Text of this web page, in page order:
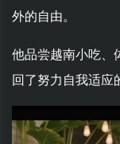
外的自由。
他品尝越南小吃、
回了努力自我适应